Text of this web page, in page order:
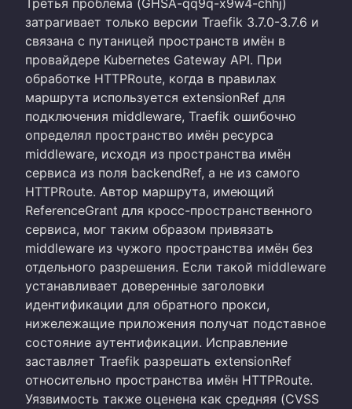
Третья проблема (GHSA-qq9q-x9w4-chhj)
затрагивает только версии Traefik 3.7.0-3.7.6 и
связана с путаницей пространств имён в
провайдере Kubernetes Gateway API. При
обработке HTTPRoute, когда в правилах
маршрута используется extensionRef для
подключения middleware, Traefik ошибочно
определял пространство имён ресурса
middleware, исходя из пространства имён
сервиса из поля backendRef, а не из самого
HTTPRoute. Автор маршрута, имеющий
ReferenceGrant для кросс-пространственного
сервиса, мог таким образом привязать
middleware из чужого пространства имён без
отдельного разрешения. Если такой middleware
устанавливает доверенные заголовки
идентификации для обратного прокси,
нижележащие приложения получат подставное
состояние аутентификации. Исправление
заставляет Traefik разрешать extensionRef
относительно пространства имён HTTPRoute.
Уязвимость также оценена как средняя (CVSS